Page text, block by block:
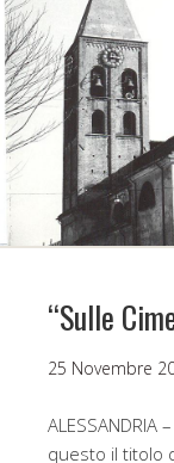
“Sulle
25 Novembre
ALESSANDRIA
questo il titolo